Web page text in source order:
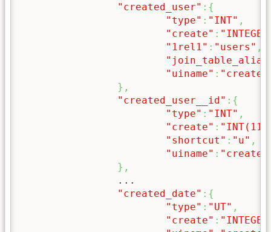
"created_user" : {
"type" : "INT" ,
"create" :
"1rel1" : "users" ,
"uiname" :
} ,
"created_user__id" : {
"type" : "INT" ,
"create" : "INT(11)
"shortcut" : "u" ,
"uiname" :
} ,
"created_date" : {
"type" : "UT" ,
"create" :